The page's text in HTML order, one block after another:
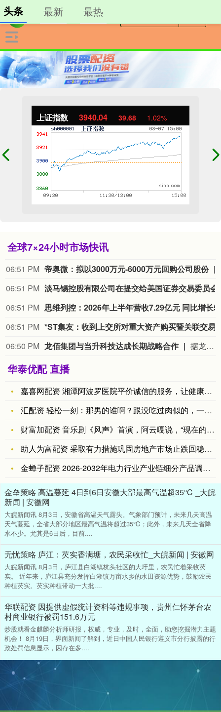
上证指数 3940.04 39.68 1.02%
全球7×24小时市场快讯
06:51 PM 帝奥微：拟以3000万元-6000万元回购公司股份
06:51 PM
06:51 PM
06:51 PM
06:50 PM 龙佰集团与当升科技达成长期战略合作 据龙佰集团消息，8月2日—3日，龙佰集团董事长许冉一行赴四川攀枝花，与当升科技开展专项对接洽谈并成功达成长期战略合作，助力钒钛新能源产业延链、补链、强链。根据战略合作协议，双方将围绕原料保供、联合研发、产能整合、绿色制造深化协作，贯通“钒钛磁铁矿—钛白粉—硫酸亚铁—磷酸铁—磷酸铁锂”绿色闭环产业链，补齐新能源产业短板，健全区域产业体系。
华泰优配 直播
嘉喜网配资 湘潭阿波罗医院平价诚信的服务，让健康触手可及
汇配资 轻松一刻：那男的谁啊？跟没吃过肉似的，一盘肘子全被他
财富加配资 音乐剧《风声》首演，阿云嘎说，“现在的岁月静好，
助人为富配资 采取有力措施巩固房地产市场止跌回稳态势 业内预
金蝉子配资 2026-2032年电力行业产业链细分产品调研及
金垒策略 高温蔓延 4日到6日安徽大部最高气温超35℃ _大皖
新闻 | 安徽网
大皖新闻讯 8月3日，安徽省高温天气露头。气象部门预计，未来几天高温
天气蔓延，全省大部分地区最高气温将超过35℃；此外，未来几天全省降
水不少。尤其是6日后，目前....
无忧策略 庐江：芡实香满塘，农民采收忙_大皖新闻 | 安徽网
大皖新闻讯 8月3日，庐江县白湖镇杭头社区的大圩里，农民忙着采收芡
实。 近年来，庐江县充分发挥白湖镇万亩水乡的水田资源优势，鼓励农民
种植芡实。芡实种植带动一大批....
华联配资 因提供虚假统计资料等违规事项，贵州仁怀茅台农
村商业银行被罚151.6万元
炒股就看金麒麟分析师研报，权威，专业，及时，全面，助您挖掘潜力主题
机会！ 8月19日，界面新闻了解到，近日中国人民银行遵义市分行披露的行
政处罚信息显示，因存在多....
头条 最新 最热